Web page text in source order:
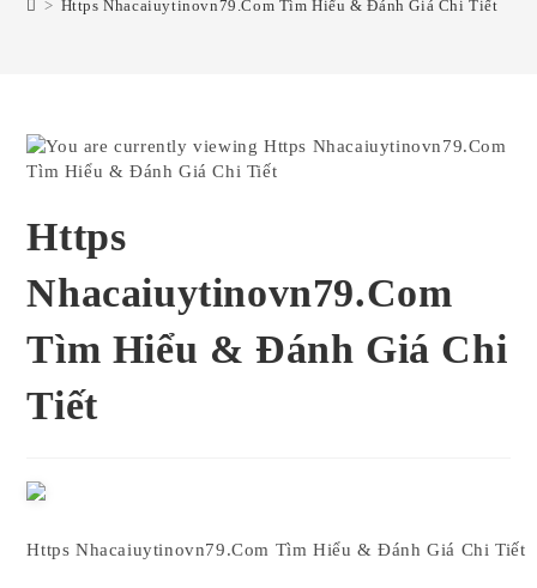
> Https Nhacaiuytinovn79.Com Tìm Hiểu & Đánh Giá Chi Tiết
Https
Nhacaiuytinovn79.Com
Tìm Hiểu & Đánh Giá Chi
Tiết
Https Nhacaiuytinovn79.Com Tìm Hiểu & Đánh Giá Chi Tiết